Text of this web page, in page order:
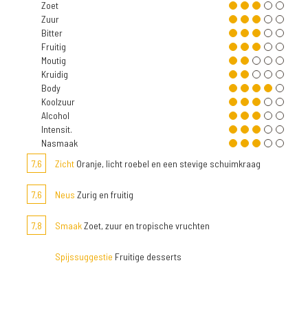
Zoet
Zuur
Bitter
Fruitig
Moutig
Kruidig
Body
Koolzuur
Alcohol
Intensit.
Nasmaak
7,6
Zicht Oranje, licht roebel en een stevige schuimkraag
7,6 Neus Zurig en fruitig
7,8 SmaakZoet, zuur en tropische vruchten
Spijssuggestie Fruitige desserts